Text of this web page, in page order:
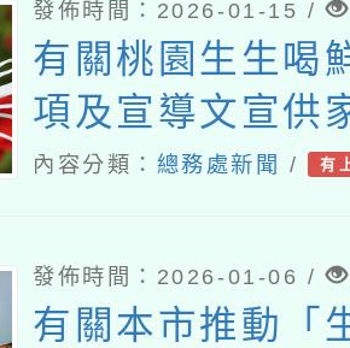
發佈時間：2026-01-15 /
有關桃園生生喝
項及宣導文宣供
內容分類： 總務處新聞 / 有
發佈時間：2026-01-06 /
有關本市推動「